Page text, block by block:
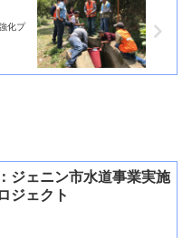
化プ
ジェニン市水道事業実施
ジェクト